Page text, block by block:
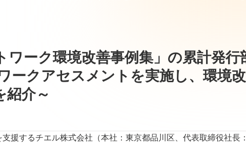
ワーク環境改善事例集」の累計発
ークアセスメントを実施し、環境
紹介～
援するチエル株式会社（本社：東京都品川区、代表取締役社長